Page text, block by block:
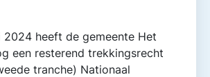
2024 heeft de gemeente Het
een resterend trekkingsrecht
tranche) Nationaal